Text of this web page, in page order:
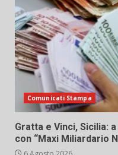
Comunicati Stampa
Gratta e Vinci, Sicilia:
con “Maxi Miliardario